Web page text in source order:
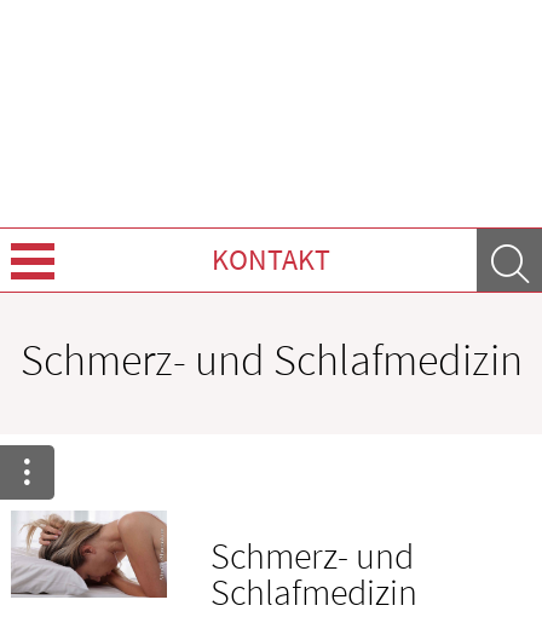
KONTAKT
Ratgeber
Krankheiten & Therapie
HOMÖOPATHIE
Schmerz- und Schlafmedizin
Schmerz- und
Schlafmedizin